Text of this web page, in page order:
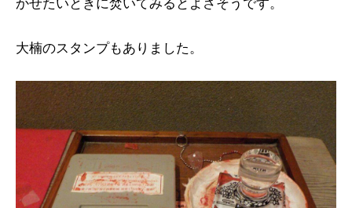
かせたいときに焚いてみるとよさそうです。
大楠のスタンプもありました。